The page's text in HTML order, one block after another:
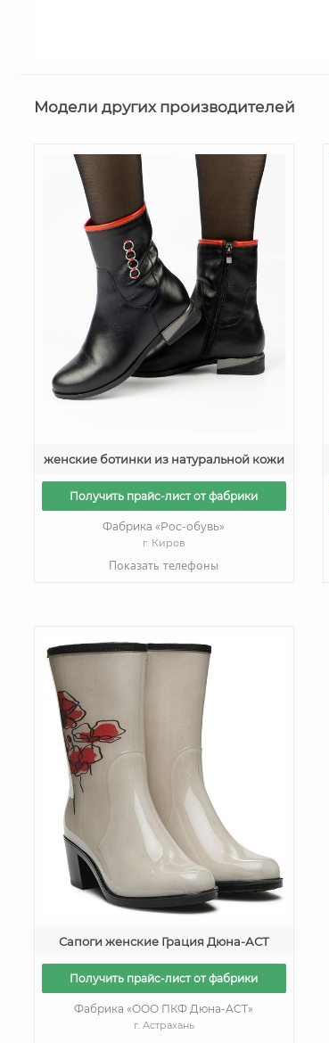
Модели других производителей
женские ботинки из натуральной кожи
Получить прайс-лист от фабрики
Фабрика «Рос-обувь»
г. Киров
Показать телефоны
Сапоги женские Грация Дюна-АСТ
Получить прайс-лист от фабрики
Фабрика «ООО ПКФ Дюна-АСТ»
г. Астрахань